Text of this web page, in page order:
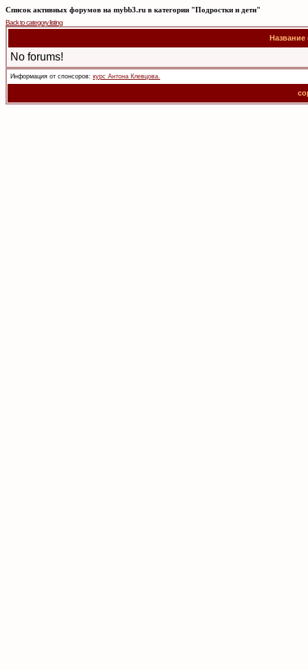
Список активных форумов на mybb3.ru в категории "Подростки и дети"
Back to category listing
No forums!
Информация от спонсоров: курс Антона Клевцова.